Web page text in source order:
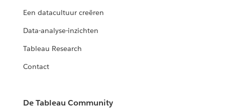
Een datacultuur creëren
Data-analyse-inzichten
Tableau Research
Contact
De Tableau Community